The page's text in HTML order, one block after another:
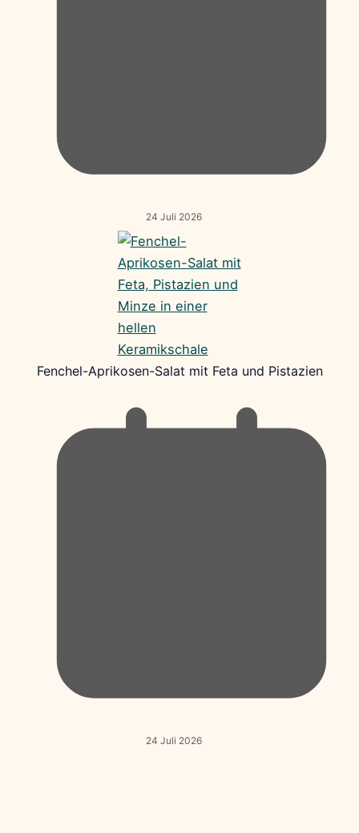
24 Juli 2026
Fenchel-Aprikosen-Salat mit Feta und Pistazien
24 Juli 2026